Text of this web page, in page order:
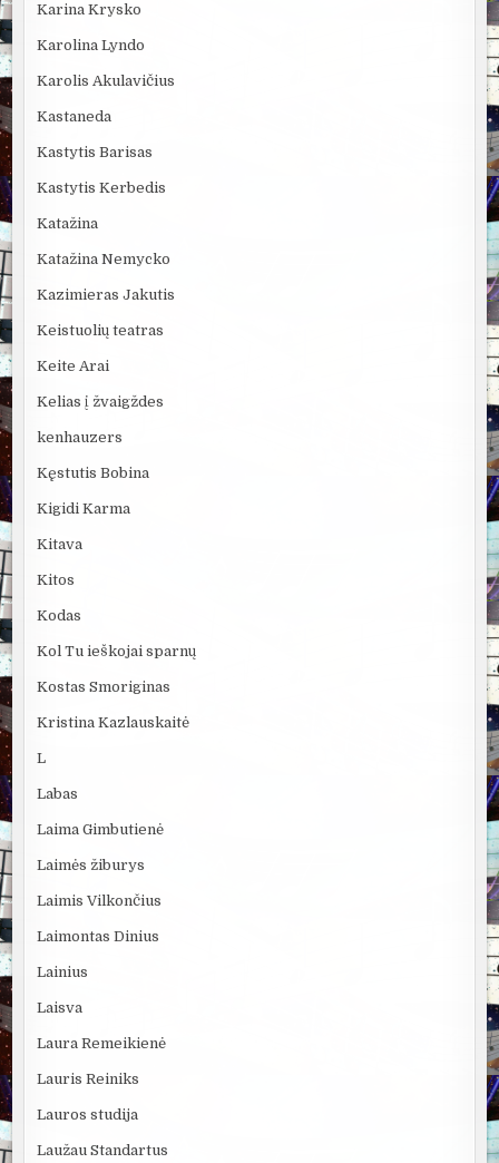
Karina Krysko
Karolina Lyndo
Karolis Akulavičius
Kastaneda
Kastytis Barisas
Kastytis Kerbedis
Katažina
Katažina Nemycko
Kazimieras Jakutis
Keistuolių teatras
Keite Arai
Kelias į žvaigždes
kenhauzers
Kęstutis Bobina
Kigidi Karma
Kitava
Kitos
Kodas
Kol Tu ieškojai sparnų
Kostas Smoriginas
Kristina Kazlauskaitė
L
Labas
Laima Gimbutienė
Laimės žiburys
Laimis Vilkončius
Laimontas Dinius
Lainius
Laisva
Laura Remeikienė
Lauris Reiniks
Lauros studija
Laužau Standartus